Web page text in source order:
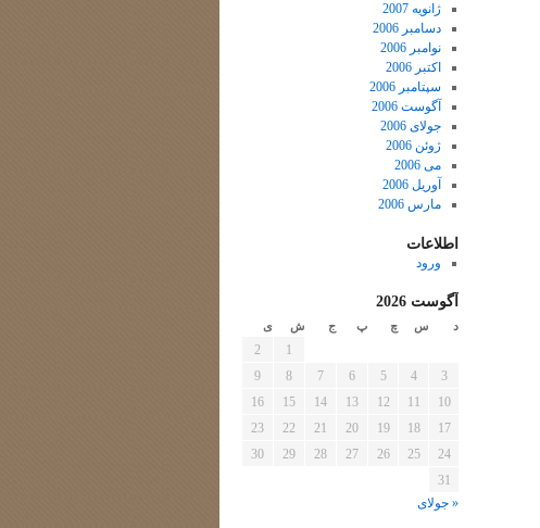
ژانویه 2007
دسامبر 2006
نوامبر 2006
اکتبر 2006
سپتامبر 2006
آگوست 2006
جولای 2006
ژوئن 2006
می 2006
آوریل 2006
مارس 2006
اطلاعات
ورود
آگوست 2026
د س چ پ ج ش ی
1
2
3
4
5
6
7
8
9
10
11
12
13
14
15
16
17
18
19
20
21
22
23
24
25
26
27
28
29
30
31
« جولای